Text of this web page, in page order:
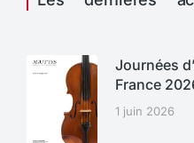
Journées
France
1 juin 2026